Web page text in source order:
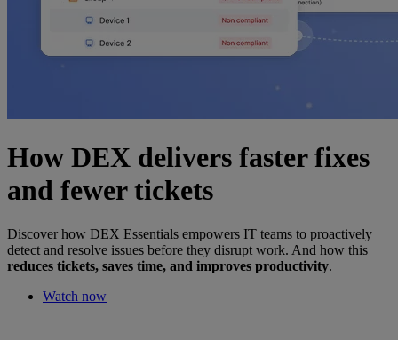
How DEX delivers faster fixes
and fewer tickets
Discover how DEX Essentials empowers IT teams to proactively
detect and resolve issues before they disrupt work. And how this
reduces tickets, saves time, and improves productivity.
Watch now